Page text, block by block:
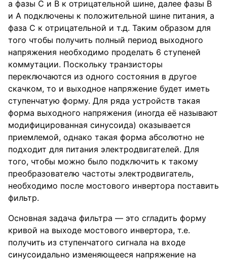
а фазы С и В к отрицательной шине, далее фазы В
и А подключены к положительной шине питания, а
фаза С к отрицательной и т.д. Таким образом для
того чтобы получить полный период выходного
напряжения необходимо проделать 6 ступеней
коммутации. Поскольку транзисторы
переключаются из одного состояния в другое
скачком, то и выходное напряжение будет иметь
ступенчатую форму. Для ряда устройств такая
форма выходного напряжения (иногда её называют
модифицированная синусоида) оказывается
приемлемой, однако такая форма абсолютно не
подходит для питания электродвигателей. Для
того, чтобы можно было подключить к такому
преобразователю частоты электродвигатель,
необходимо после мостового инвертора поставить
фильтр.
Основная задача фильтра — это сгладить форму
кривой на выходе мостового инвертора, т.е.
получить из ступенчатого сигнала на входе
синусоидально изменяющееся напряжение на